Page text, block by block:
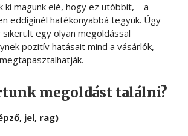
ki magunk elé, hogy ez utóbbit, – a
eddiginél hatékonyabbá tegyük. Úgy
sikerült egy olyan megoldással
pozitív hatásait mind a vásárlók,
megoldást találni?
jel, rag)